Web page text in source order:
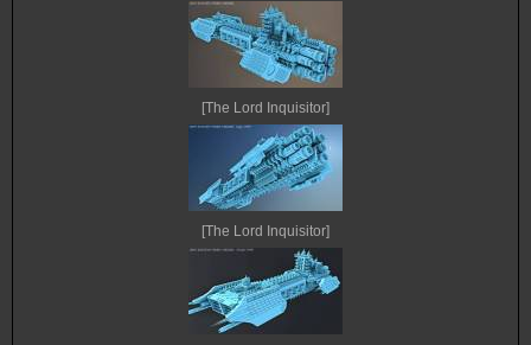
[The Lord Inquisitor]
[The Lord Inquisitor]